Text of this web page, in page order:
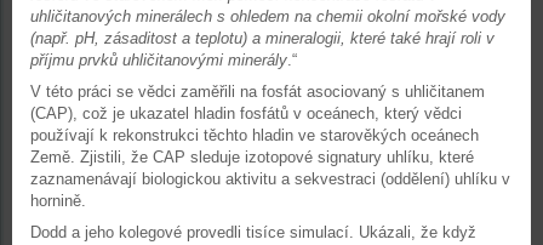
uhličitanových minerálech s ohledem na chemii okolní mořské vody
(např. pH, zásaditost a teplotu) a mineralogii, které také hrají roli v
příjmu prvků uhličitanovými minerály.“
V této práci se vědci zaměřili na fosfát asociovaný s uhličitanem
(CAP), což je ukazatel hladin fosfátů v oceánech, který vědci
používají k rekonstrukci těchto hladin ve starověkých oceánech
Země. Zjistili, že CAP sleduje izotopové signatury uhlíku, které
zaznamenávají biologickou aktivitu a sekvestraci (oddělení) uhlíku v
hornině.
Dodd a jeho kolegové provedli tisíce simulací. Ukázali, že když